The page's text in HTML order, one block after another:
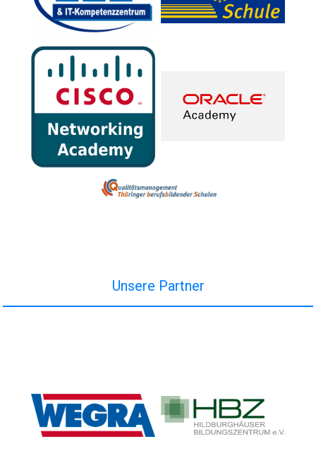
Unsere Partner